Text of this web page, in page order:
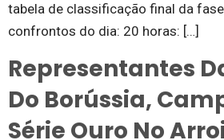
tabela de classificação final da
confrontos do dia: 20 horas: […]
Representantes
Do Borússia,
Série Ouro No